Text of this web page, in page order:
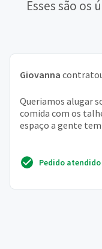
Esses são os
Giovanna
Queriamos alugar
comida com os
espaço a gente tem
Pedido atendido